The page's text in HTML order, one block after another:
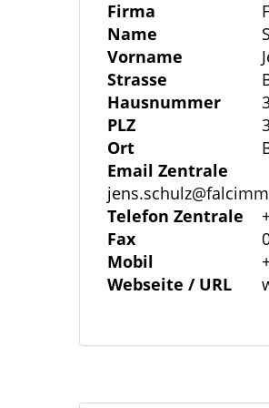
Beheizt wird die
eine eigene
Das
und wurde 1957 in
befinden sich
welche teilweise
Wohnungen wurden
Gästezimmer findet
idealerweise zum
unterkellert und
6 Jahren und die
Firma
Name
Vorname
Strasse
Hausnummer
PLZ
Ort
Email Zentrale
Telefon Zentrale
Fax
Mobil
Webseite / URL